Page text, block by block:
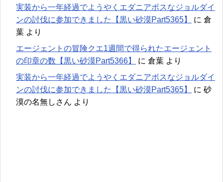
実装から一年経過でようやくエダニアボスなジョルダイ
ンの討伐に参加できました【黒い砂漠Part5365】
に 倉
葉 より
エージェントの冒険クエ1週間で得られたエージェント
の印章の数【黒い砂漠Part5366】
に 倉葉 より
実装から一年経過でようやくエダニアボスなジョルダイ
ンの討伐に参加できました【黒い砂漠Part5365】
に 砂
漠の名無しさん より